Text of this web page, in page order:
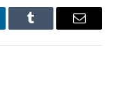
Tumblr Email